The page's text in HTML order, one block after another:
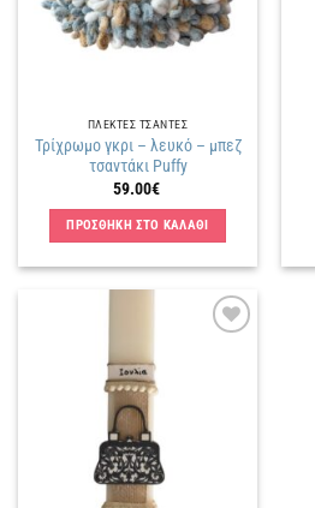
ΠΛΕΚΤΕΣ ΤΣΑΝΤΕΣ
Τρίχρωμο γκρι – λευκό – μπεζ
τσαντάκι Puffy
59.00€
ΠΡΟΣΘΗΚΗ ΣΤΟ ΚΑΛΑΘΙ